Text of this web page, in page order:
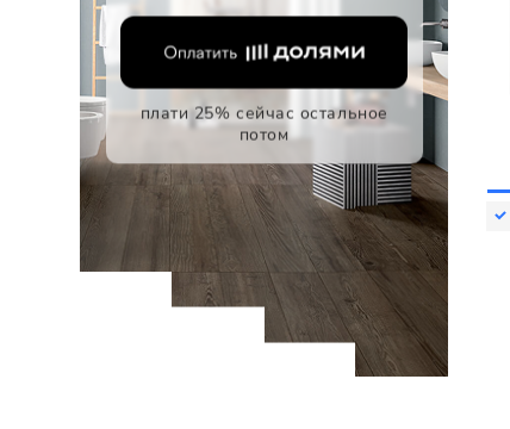
плати 25% сейчас остальное
потом